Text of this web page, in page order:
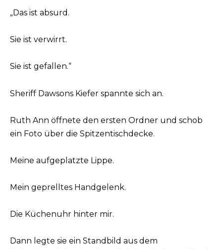
„Das ist absurd.
Sie ist verwirrt.
Sie ist gefallen.“
Sheriff Dawsons Kiefer spannte sich an.
Ruth Ann öffnete den ersten Ordner und schob
ein Foto über die Spitzentischdecke.
Meine aufgeplatzte Lippe.
Mein geprelltes Handgelenk.
Die Küchenuhr hinter mir.
Dann legte sie ein Standbild aus dem